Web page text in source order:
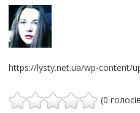
https://lysty.net.ua/wp-content/
(0